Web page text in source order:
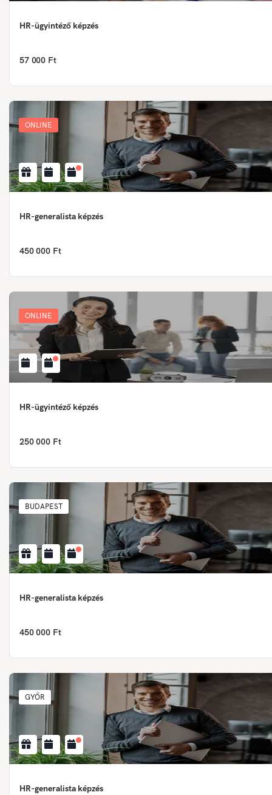
HR-ügyintéző képzés
57 000 Ft
ONLINE
HR-generalista képzés
450 000 Ft
ONLINE
HR-ügyintéző képzés
250 000 Ft
BUDAPEST
HR-generalista képzés
450 000 Ft
GYŐR
HR-generalista képzés